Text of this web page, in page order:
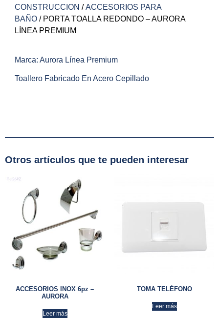
CONSTRUCCION /ACCESORIOS PARA
BAÑO / PORTA TOALLA REDONDO – AURORA
LÍNEA PREMIUM
Marca: Aurora Línea Premium
Toallero Fabricado En Acero Cepillado
Otros artículos que te pueden interesar
ACCESORIOS INOX 6pz –
AURORA
Leer más
TOMA TELÉFONO
Leer más